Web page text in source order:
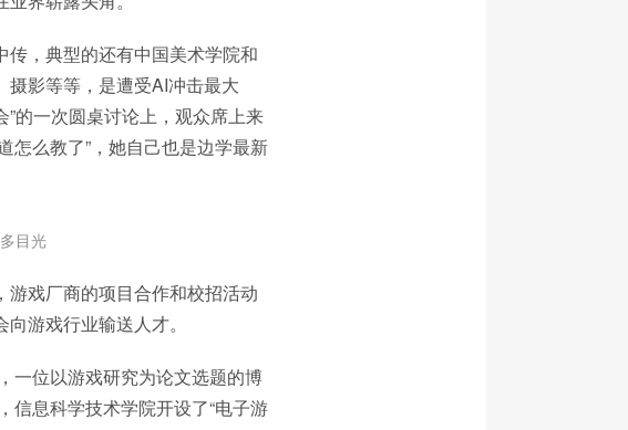
，典型的还有中国美术学院和
影等等，是遭受AI冲击最大
的一次圆桌讨论上，观众席上来
怎么教了”，她自己也是边学最新
目光
戏厂商的项目合作和校招活动
游戏行业输送人才。
一位以游戏研究为论文选题的博
信息科学技术学院开设了“电子游